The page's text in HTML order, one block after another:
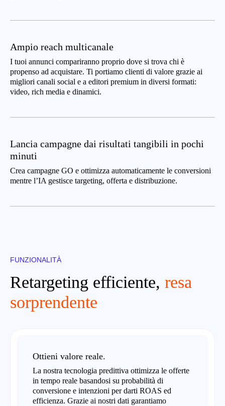
Ampio reach multicanale
I tuoi annunci compariranno proprio dove si trova chi è
propenso ad acquistare. Ti portiamo clienti di valore grazie ai
migliori canali social e a editori premium in diversi formati:
video, rich media e dinamici.
Lancia campagne dai risultati tangibili in pochi
minuti
Crea campagne GO e ottimizza automaticamente le conversioni
mentre l’IA gestisce targeting, offerta e distribuzione.
FUNZIONALITÀ
Retargeting efficiente, resa
sorprendente
Ottieni valore reale.
La nostra tecnologia predittiva ottimizza le offerte
in tempo reale basandosi su probabilità di
conversione e intenzioni per darti ROAS ed
efficienza. Grazie ai nostri dati garantiamo